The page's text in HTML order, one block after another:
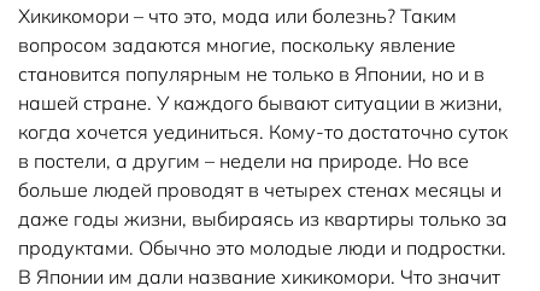
Хикикомори – что это, мода или болезнь? Таким
вопросом задаются многие, поскольку явление
становится популярным не только в Японии, но и в
нашей стране. У каждого бывают ситуации в жизни,
когда хочется уединиться. Кому-то достаточно суток
в постели, а другим – недели на природе. Но все
больше людей проводят в четырех стенах месяцы и
даже годы жизни, выбираясь из квартиры только за
продуктами. Обычно это молодые люди и подростки.
В Японии им дали название хикикомори. Что значит